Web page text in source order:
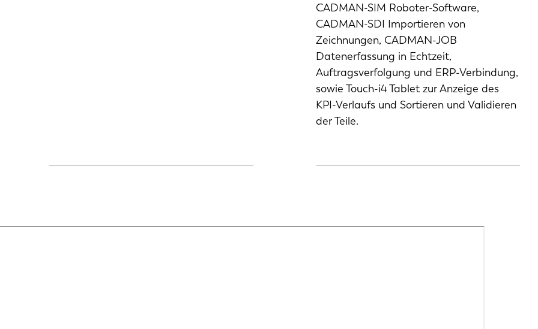
CADMAN-SIM Roboter-Software,
CADMAN-SDI Importieren von
Zeichnungen, CADMAN-JOB
Datenerfassung in Echtzeit,
Auftragsverfolgung und ERP-Verbindung,
sowie Touch-i4 Tablet zur Anzeige des
KPI-Verlaufs und Sortieren und Validieren
der Teile.